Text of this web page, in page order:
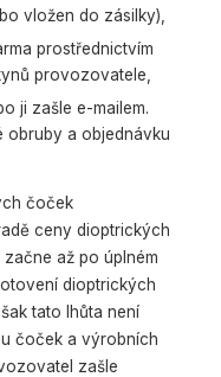
vložen do zásilky),
prostřednictvím
provozovatele,
ji zašle e-mailem.
obruby a objednávku
čoček
ceny dioptrických
až po úplném
dioptrických
tato lhůta není
čoček a výrobních
zašle